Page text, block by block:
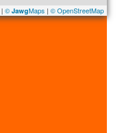
| © JawgMaps | © OpenStreetMap